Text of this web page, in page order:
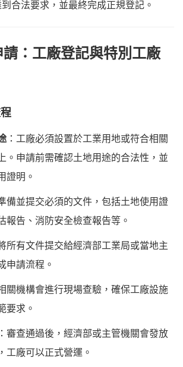
合法要求，並最終完成正規登記。
：工廠登記與特別工廠
：工廠必須設置於工業用地或符合相關
。申請前需確認土地用途的合法性，並
證明。
備並提交必須的文件，包括土地使用證
報告、消防安全檢查報告等。
所有文件提交給經濟部工業局或當地主
申請流程。
關機構會進行現場查驗，確保工廠設施
要求。
：審查通過後，經濟部或主管機關會發放
工廠可以正式營運。